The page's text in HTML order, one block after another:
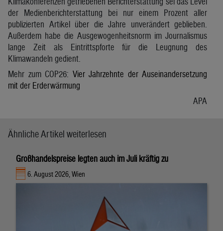
der Medienberichterstattung bei nur einem Prozent aller
publizierten Artikel über die Jahre unverändert geblieben.
Außerdem habe die Ausgewogenheitsnorm im Journalismus
lange Zeit als Eintrittspforte für die Leugnung des
Klimawandeln gedient.
Mehr zum COP26: Vier Jahrzehnte der Auseinandersetzung
mit der Erderwärmung
APA
Ähnliche Artikel weiterlesen
Großhandelspreise legten auch im Juli kräftig zu
6. August 2026, Wien